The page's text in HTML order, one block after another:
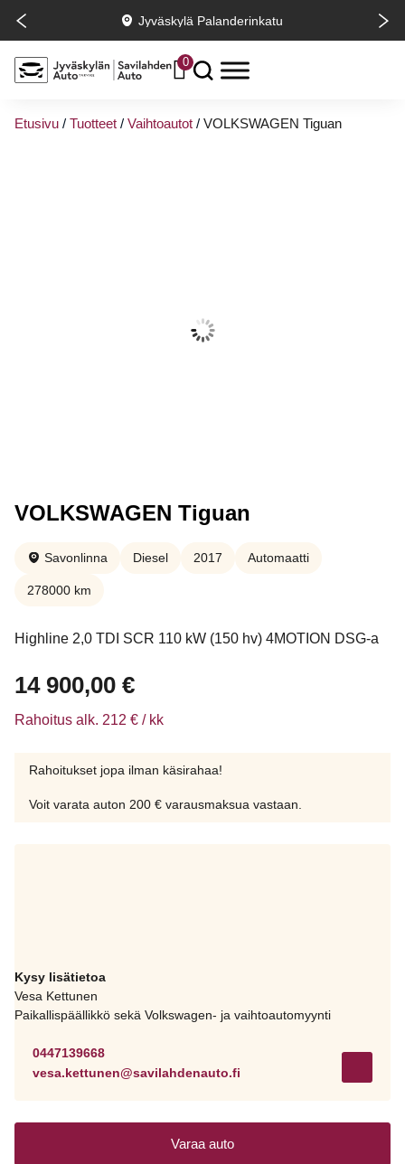
Jyväskylä Palanderinkatu
0
Etusivu / Tuotteet / Vaihtoautot / VOLKSWAGEN Tiguan
VOLKSWAGEN Tiguan
Savonlinna Diesel 2017 Automaatti
278000 km
Highline 2,0 TDI SCR 110 kW (150 hv) 4MOTION DSG-a
14 900,00 €
Rahoitus alk. 212 € / kk
Rahoitukset jopa ilman käsirahaa!
Voit varata auton 200 € varausmaksua vastaan.
Kysy lisätietoa
Vesa Kettunen
Paikallispäällikkö sekä Volkswagen- ja vaihtoautomyynti
0447139668
vesa.kettunen@savilahdenauto.fi
Varaa auto